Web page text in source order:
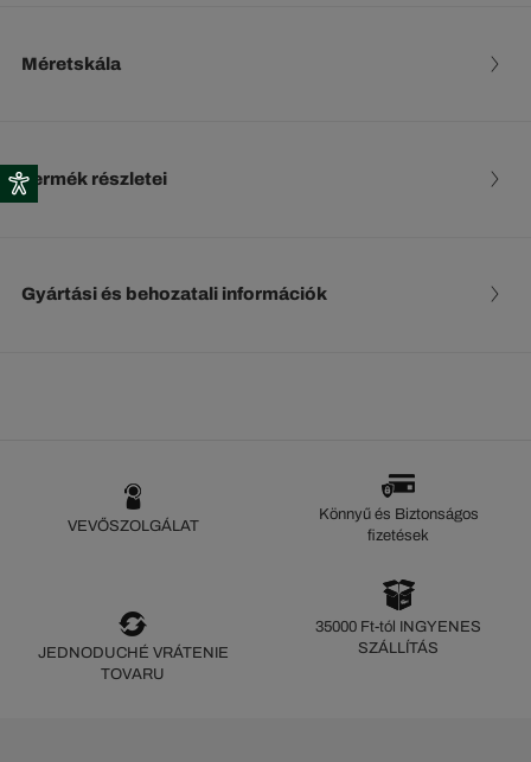
Méretskála
Termék részletei
Gyártási és behozatali információk
VEVŐSZOLGÁLAT
Könnyű és Biztonságos
fizetések
JEDNODUCHÉ VRÁTENIE
TOVARU
35000 Ft-tól INGYENES
SZÁLLÍTÁS